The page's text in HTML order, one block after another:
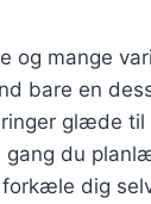
og mange
bare en
glæde til
du
dig